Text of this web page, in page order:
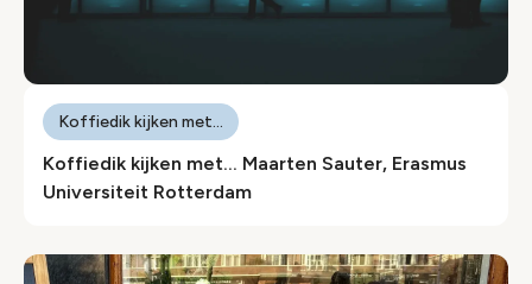
Koffiedik kijken met… Maarten Sauter, Erasmus
Universiteit Rotterdam
Koffiedik kijken met...